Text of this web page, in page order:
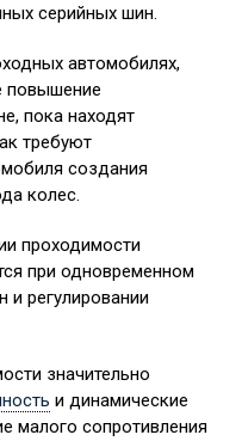
серийных шин.
автомобилях,
повышение
пока находят
требуют
создания
колес.
проходимости
при одновременном
регулировании
значительно
и динамические
малого сопротивления